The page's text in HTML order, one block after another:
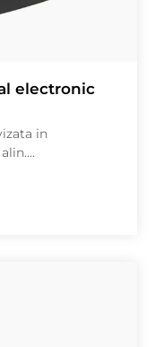
electronic
in